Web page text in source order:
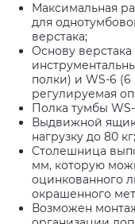
Максимальная
для
верстака;
Основу
полки) и WS-6
регулируемая
Полка тумбы
Выдвижной
нагрузку до 80 кг;
Столешница
мм, которую
оцинкованного
окрашенного
Возможен